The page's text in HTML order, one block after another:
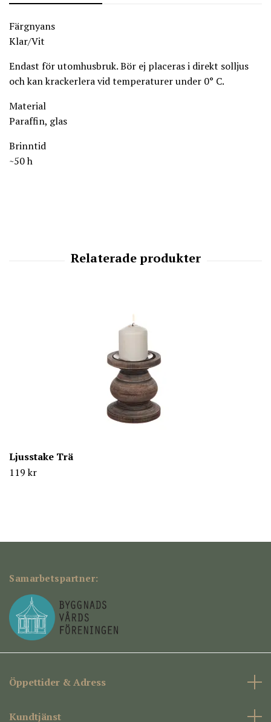
Färgnyans
Klar/Vit
Endast för utomhusbruk. Bör ej placeras i direkt solljus
och kan krackerlera vid temperaturer under 0° C.
Material
Paraffin, glas
Brinntid
~50 h
Ljusstake Trä
119 kr
Samarbetspartner:
Öppettider & Adress
Kundtjänst